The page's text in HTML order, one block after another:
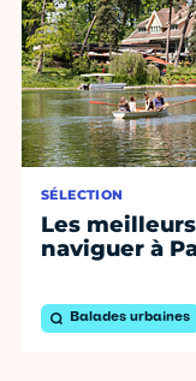
SÉLECTION
Les
naviguer à
Balades urbaines